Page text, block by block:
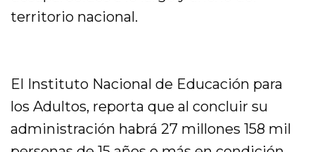
territorio nacional.
El Instituto Nacional de Educación para
los Adultos, reporta que al concluir su
administración habrá 27 millones 158 mil